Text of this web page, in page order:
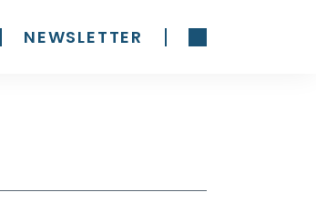
NEWSLETTER